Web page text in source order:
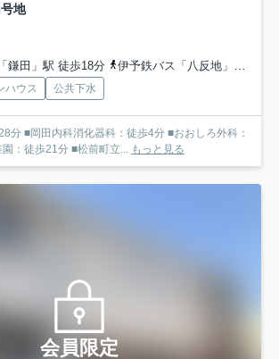
地
鎌田」駅 徒歩18分
伊予鉄バス「八反地」バス停下車 徒歩9分
ハウス 公共下水
分 ■岡田内科消化器科：徒歩4分 ■おおしろ外科：
：徒歩21分 ■松前町立... もっと見る
会員限定